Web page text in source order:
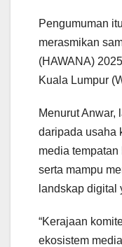
Pengumuman
merasmikan
(HAWANA)
Kuala Lumpur
Menurut Anwar,
daripada usaha
media
serta mampu
landskap digital
“Kerajaan
ekosistem